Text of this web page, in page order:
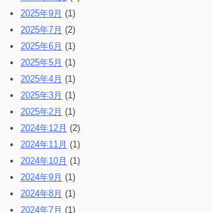
2025年9月 (1)
2025年7月 (2)
2025年6月 (1)
2025年5月 (1)
2025年4月 (1)
2025年3月 (1)
2025年2月 (1)
2024年12月 (2)
2024年11月 (1)
2024年10月 (1)
2024年9月 (1)
2024年8月 (1)
2024年7月 (1)